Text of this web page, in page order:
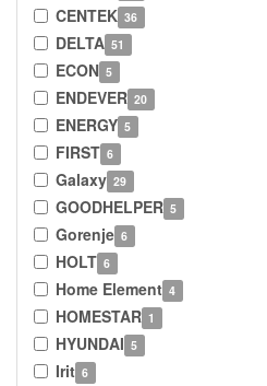
CENTEK 36
DELTA 51
ECON 5
ENDEVER 20
ENERGY 5
FIRST 6
Galaxy 29
GOODHELPER 5
Gorenje 6
HOLT 6
Home Element 4
HOMESTAR 1
HYUNDAI 5
Irit 6